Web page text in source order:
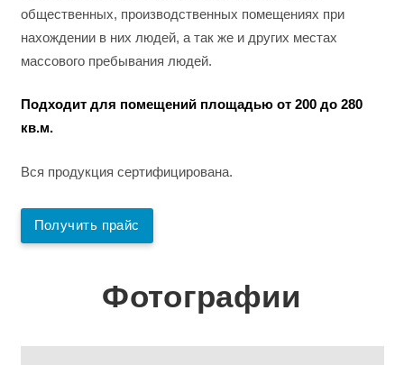
общественных, производственных помещениях при
нахождении в них людей, а так же и других местах
массового пребывания людей.
Подходит для помещений площадью от 200 до 280
кв.м.
Вся продукция сертифицирована.
Получить прайс
Фотографии